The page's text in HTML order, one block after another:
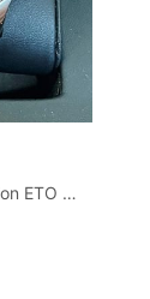
HAMILTON Khaki Aviation ETO Chrono H77612133 Chronograph Quartz Black Dial Men's